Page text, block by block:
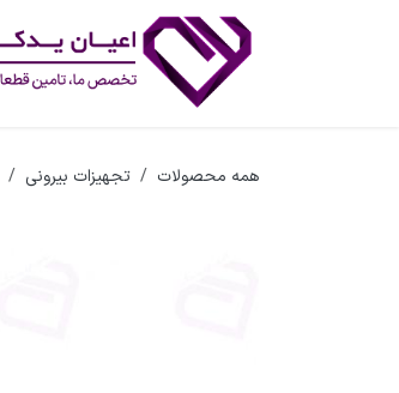
صرف نظر و مشاهده محتوا
همه محصولات تجهیزات بیرونی